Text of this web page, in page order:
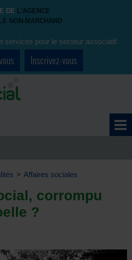
DE L'AGENCE
NON-MARCHAND
services pour le secteur associatif
Inscrivez-vous
> Affaires sociales
corrompu
?